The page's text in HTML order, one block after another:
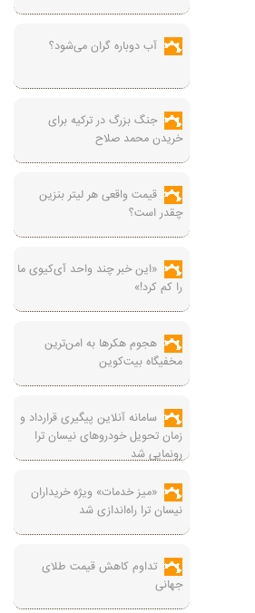
آب دوباره گران می‌شود؟
جنگ بزرگ در ترکیه برای
خریدن محمد صلاح
قیمت واقعی هر لیتر بنزین
چقدر است؟
«این خبر چند واحد آی‌کیوی ما
را کم کرد!»
هجوم هکرها به امن‌ترین
مخفیگاه بیت‌کوین
سامانه آنلاین پیگیری قرارداد‌ و
زمان تحویل خودرو‌های نیسان ترا
رونمایی شد
«میز خدمات» ویژه خریداران
نیسان ترا راه‌اندازی شد
تداوم کاهش قیمت طلای
جهانی